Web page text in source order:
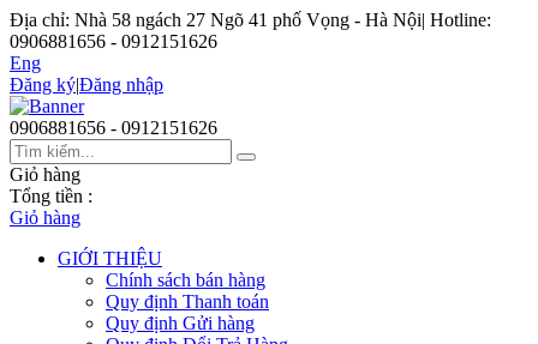
Địa chỉ: Nhà 58 ngách 27 Ngõ 41 phố Vọng - Hà Nội| Hotline:
0906881656 - 0912151626
Eng
Đăng ký|Đăng nhập
0906881656 - 0912151626
Giỏ hàng
Tổng tiền :
Giỏ hàng
GIỚI THIỆU
Chính sách bán hàng
Quy định Thanh toán
Quy định Gửi hàng